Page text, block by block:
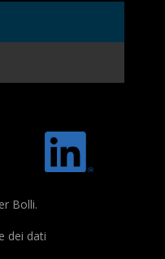
Bolli.
dei dati